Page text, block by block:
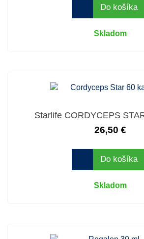
Do košíka
Skladom
Starlife CORDYCEPS
26,50 €
Do košíka
Skladom